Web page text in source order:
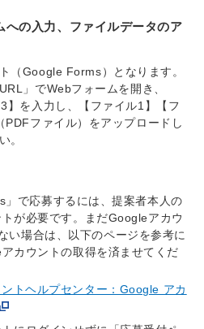
への入力、ファイルデータのア
（Google Forms）となります。
」でWebフォームを開き、
】を入力し、【ファイル1】【フ
PDFファイル）をアップロードし
。
」で応募するには、提案者本人の
が必要です。まだGoogleアカウ
い場合は、以下のページを参考に
カウントの取得を済ませてくだ
トヘルプセンター：Google アカ